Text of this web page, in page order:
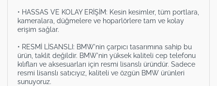
• HASSAS VE KOLAY ERİŞİM: Kesin kesimler, tüm portlara,
kameralara, düğmelere ve hoparlörlere tam ve kolay
erişim sağlar.
• RESMİ LİSANSLI: BMW'nin çarpıcı tasarımına sahip bu
ürün, taklit değildir. BMW'nin yüksek kaliteli cep telefonu
kılıfları ve aksesuarları için resmi lisanslı üründür. Sadece
resmi lisanslı satıcıyız, kaliteli ve özgün BMW ürünleri
sunuyoruz.